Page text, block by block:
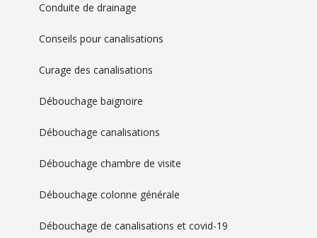
Conduite de drainage
Conseils pour canalisations
Curage des canalisations
Débouchage baignoire
Débouchage canalisations
Débouchage chambre de visite
Débouchage colonne générale
Débouchage de canalisations et covid-19